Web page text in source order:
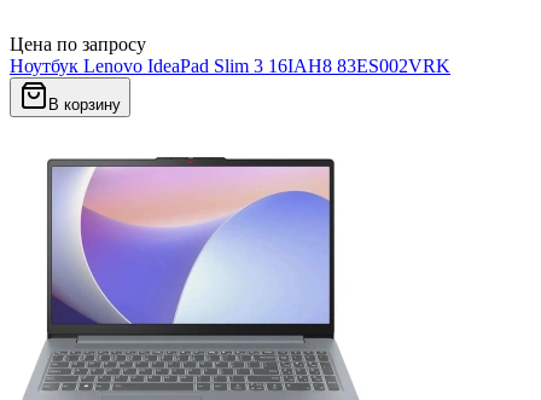
Цена по запросу
Ноутбук Lenovo IdeaPad Slim 3 16IAH8 83ES002VRK
В корзину